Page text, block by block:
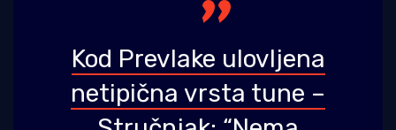
Kod Prevlake ulovljena
netipična vrsta tune –